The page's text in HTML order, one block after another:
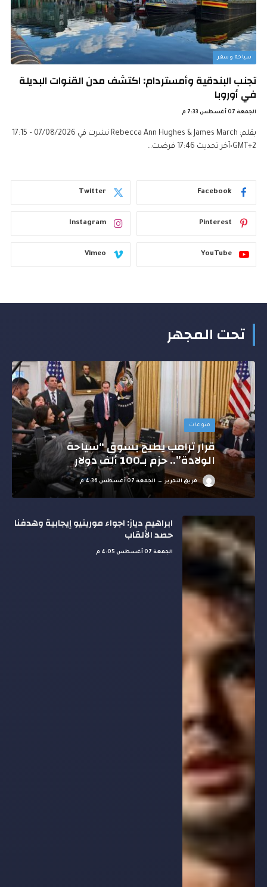
سياحة وسفر
تجنب البندقية وأمستردام: اكتشف مدن القنوات البديلة
في أوروبا
الجمعة 07 أغسطس 7:33 م
بقلم: Rebecca Ann Hughes & James March نشرت في 07/08/2026 – 17:15
GMT+2•آخر تحديث 17:46 فرضت…
Facebook
Twitter
Pinterest
Instagram
YouTube
Vimeo
تحت المجهر
منوعات
قرار ترامب يطيح بسوق “سياحة
الولادة”.. حزم بـ100 ألف دولار
فريق التحرير الجمعة 07 أغسطس 4:36 م
ابراهيم دياز: اجواء مورينيو إيجابية وهدفنا
حصد الألقاب
الجمعة 07 أغسطس 4:05 م